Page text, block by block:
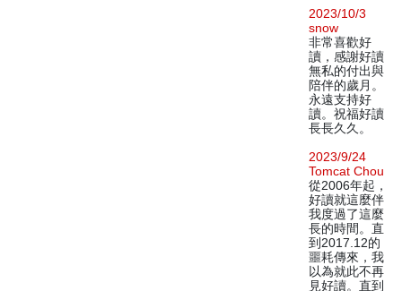
2023/10/3
snow
非常喜歡好
讀，感謝好讀
無私的付出與
陪伴的歲月。
永遠支持好
讀。祝福好讀
長長久久。
2023/9/24
Tomcat Chou
從2006年起，
好讀就這麼伴
我度過了這麼
長的時間。直
到2017.12的
噩耗傳來，我
以為就此不再
見好讀。直到